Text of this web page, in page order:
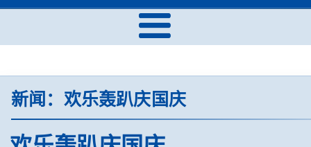
新闻：欢乐轰趴庆国庆